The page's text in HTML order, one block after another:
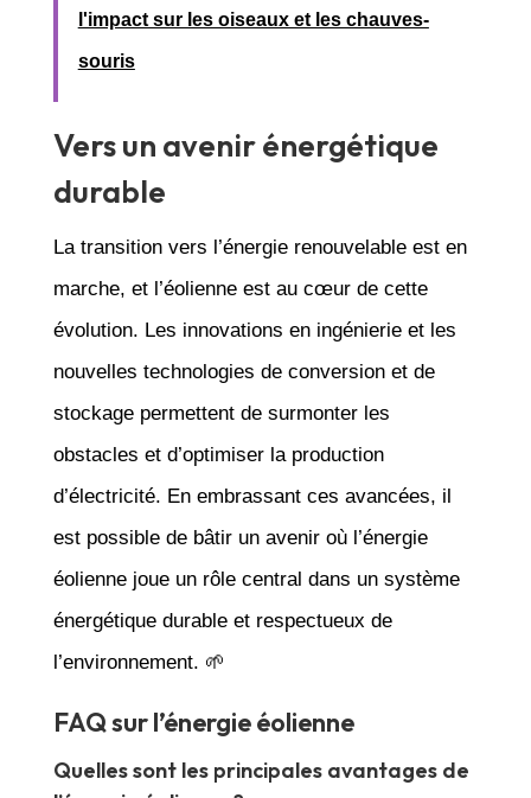
l'impact sur les oiseaux et les chauves-
souris
Vers un avenir énergétique
durable
La transition vers l’énergie renouvelable est en
marche, et l’éolienne est au cœur de cette
évolution. Les innovations en ingénierie et les
nouvelles technologies de conversion et de
stockage permettent de surmonter les
obstacles et d’optimiser la production
d’électricité. En embrassant ces avancées, il
est possible de bâtir un avenir où l’énergie
éolienne joue un rôle central dans un système
énergétique durable et respectueux de
l’environnement. 🌱
FAQ sur l’énergie éolienne
Quelles sont les principales avantages de